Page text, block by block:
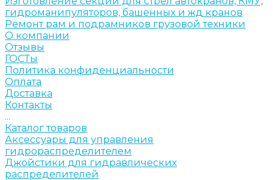
гидроманипуляторов, башенных и жд кранов
Ремонт рам и подрамников грузовой техники
О компании
Отзывы
ГОСТы
Политика конфиденциальности
Оплата
Доставка
Контакты
...
Каталог товаров
Аксессуары для управления
гидрораспределителем
Джойстики для гидравлических
распределителей